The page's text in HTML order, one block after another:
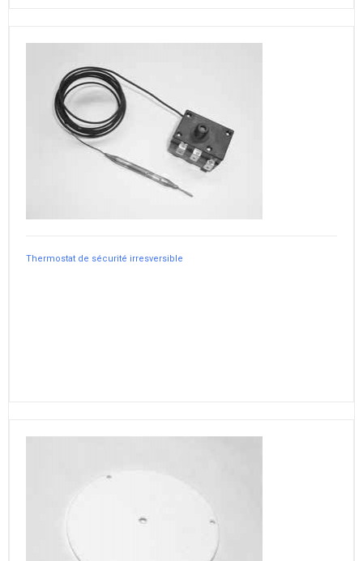
Thermostat de sécurité irresversible